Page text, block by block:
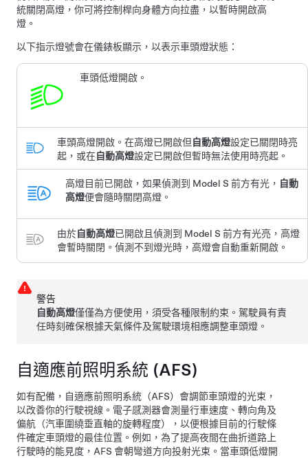
統關閉高燈，你可將控制桿向身體方向拉盡，以暫時開啟高
燈。
以下指示燈號會在儀錶板顯示，以表示車頭燈狀態：
車頭低燈開啟。
車頭高燈開啟。在高燈已開啟但自動高燈設定已關閉時亮
起，或在自動高燈設定已開啟但暫時無法使用時亮起。
高燈目前已開啟，如果偵測到 Model S 前方有光， 自動
高燈便會隨時關閉高燈。
由於自動高燈已開啟且偵測到 Model S 前方有光亮，高燈
會暫時關閉。偵測不到燈光時，高燈會自動重新開啟。
警告
自動高燈僅僅為方便使用，須受各種限制約束。駕駛員有責
任時刻確保根據天氣條件及駕駛環境相應調整車頭燈。
自適應前照明系統 (AFS)
如有配備，自適應前照明系統（AFS）會調節車頭燈的光束，
以改善你的行駛視線。電子感測器會測量行車速度、轉向角及
偏航（汽車圍繞垂直軸的旋轉程度），以便根據目前的行駛條
件確定車頭燈的最佳位置。例如，為了提高夜間在曲折道路上
行駛時的能見度，AFS 會朝彎道方向投射光束。當車頭低燈開